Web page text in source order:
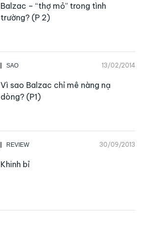
Balzac – “thợ mỏ” trong tình
trường? (P 2)
SAO 13/02/2014
Vì sao Balzac chỉ mê nàng nạ
dòng? (P1)
REVIEW 30/09/2013
Khinh bỉ